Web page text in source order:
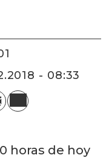
- 08:33
horas de hoy